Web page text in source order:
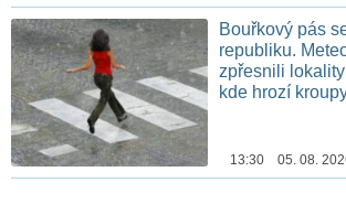
Bouřkový pás
republiku.
zpřesnili
kde hrozí
13:30 05. 08.